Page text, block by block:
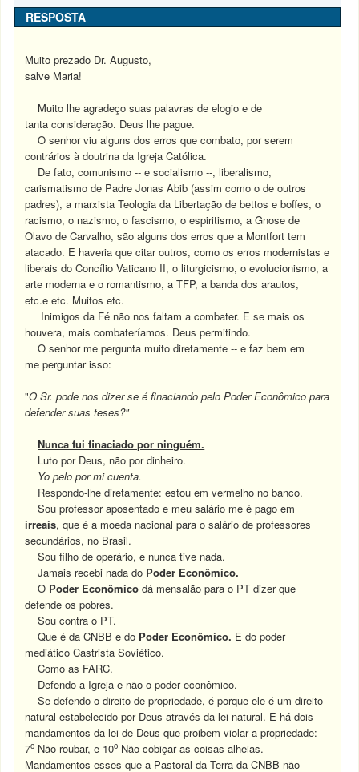
RESPOSTA
Muito prezado Dr. Augusto,
salve Maria!
Muito lhe agradeço suas palavras de elogio e de
tanta consideração. Deus lhe pague.
O senhor viu alguns dos erros que combato, por serem
contrários à doutrina da Igreja Católica.
De fato, comunismo -- e socialismo --, liberalismo,
carismatismo de Padre Jonas Abib (assim como o de outros
padres), a marxista Teologia da Libertação de bettos e boffes, o
racismo, o nazismo, o fascismo, o espiritismo, a Gnose de
Olavo de Carvalho, são alguns dos erros que a Montfort tem
atacado. E haveria que citar outros, como os erros modernistas e
liberais do Concílio Vaticano II, o liturgicismo, o evolucionismo, a
arte moderna e o romantismo, a TFP, a banda dos arautos,
etc.e etc. Muitos etc.
Inimigos da Fé não nos faltam a combater. E se mais os
houvera, mais combateríamos. Deus permitindo.
O senhor me pergunta muito diretamente -- e faz bem em
me perguntar isso:
"O Sr. pode nos dizer se é finaciando pelo Poder Econômico para
defender suas teses?"
Nunca fui finaciado por ninguém.
Luto por Deus, não por dinheiro.
Yo pelo por mi cuenta.
Respondo-lhe diretamente: estou em vermelho no banco.
Sou professor aposentado e meu salário me é pago em
irreais, que é a moeda nacional para o salário de professores
secundários, no Brasil.
Sou filho de operário, e nunca tive nada.
Jamais recebi nada do Poder Econômico.
O Poder Econômico dá mensalão para o PT dizer que
defende os pobres.
Sou contra o PT.
Que é da CNBB e do Poder Econômico. E do poder
mediático Castrista Soviético.
Como as FARC.
Defendo a Igreja e não o poder econômico.
Se defendo o direito de propriedade, é porque ele é um direito
natural estabelecido por Deus através da lei natural. E há dois
mandamentos da lei de Deus que proibem violar a propriedade:
7oNão roubar, e 10oNão cobiçar as coisas alheias.
Mandamentos esses que a Pastoral da Terra da CNBB não